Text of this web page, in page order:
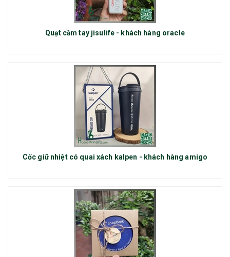
Quạt cầm tay jisulife - khách hàng oracle
Cốc giữ nhiệt có quai xách kalpen - khách hàng amigo